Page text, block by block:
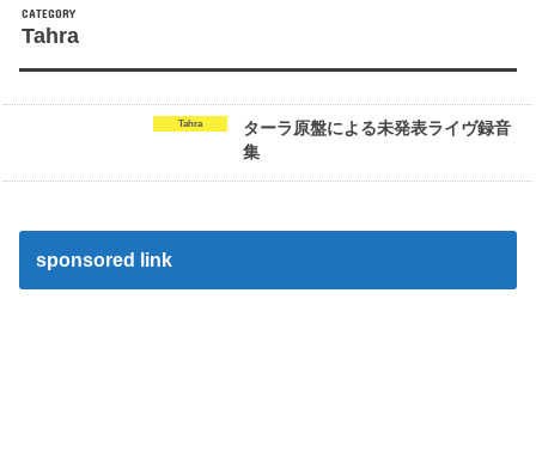
Tahra
Tahra
ターラ原盤による未発表ライヴ録音
集
sponsored link